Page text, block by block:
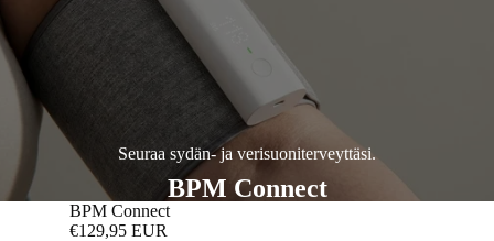
Seuraa sydän- ja verisuoniterveyttäsi.
BPM Connect
BPM Connect
€129,95 EUR